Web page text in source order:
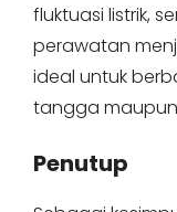
fluktuasi listrik,
perawatan
ideal untuk
tangga
Penutup